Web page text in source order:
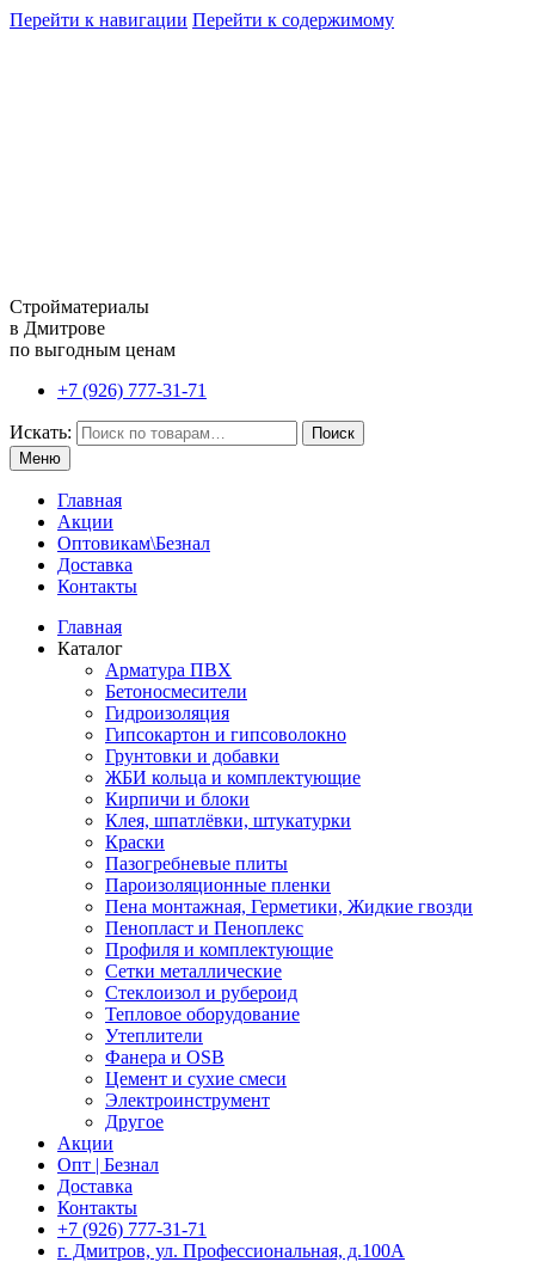
Перейти к навигации Перейти к содержимому
Стройматериалы
в Дмитрове
по выгодным ценам
+7 (926) 777-31-71
Искать:
Поиск
Меню
Главная
Акции
Оптовикам\Безнал
Доставка
Контакты
Главная
Каталог
Арматура ПВХ
Бетоносмесители
Гидроизоляция
Гипсокартон и гипсоволокно
Грунтовки и добавки
ЖБИ кольца и комплектующие
Кирпичи и блоки
Клея, шпатлёвки, штукатурки
Краски
Пазогребневые плиты
Пароизоляционные пленки
Пена монтажная, Герметики, Жидкие гвозди
Пенопласт и Пеноплекс
Профиля и комплектующие
Сетки металлические
Стеклоизол и рубероид
Тепловое оборудование
Утеплители
Фанера и OSB
Цемент и сухие смеси
Электроинструмент
Другое
Акции
Опт | Безнал
Доставка
Контакты
+7 (926) 777-31-71
г. Дмитров, ул. Профессиональная, д.100А